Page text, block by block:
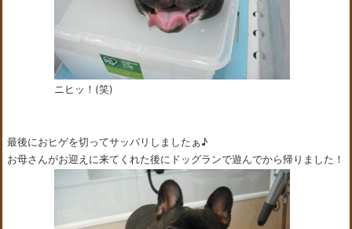
ニヒッ！(笑)
最後におヒゲを切ってサッパリしましたぁ♪
お母さんがお迎えに来てくれた後にドッグランで遊んでから帰りました！